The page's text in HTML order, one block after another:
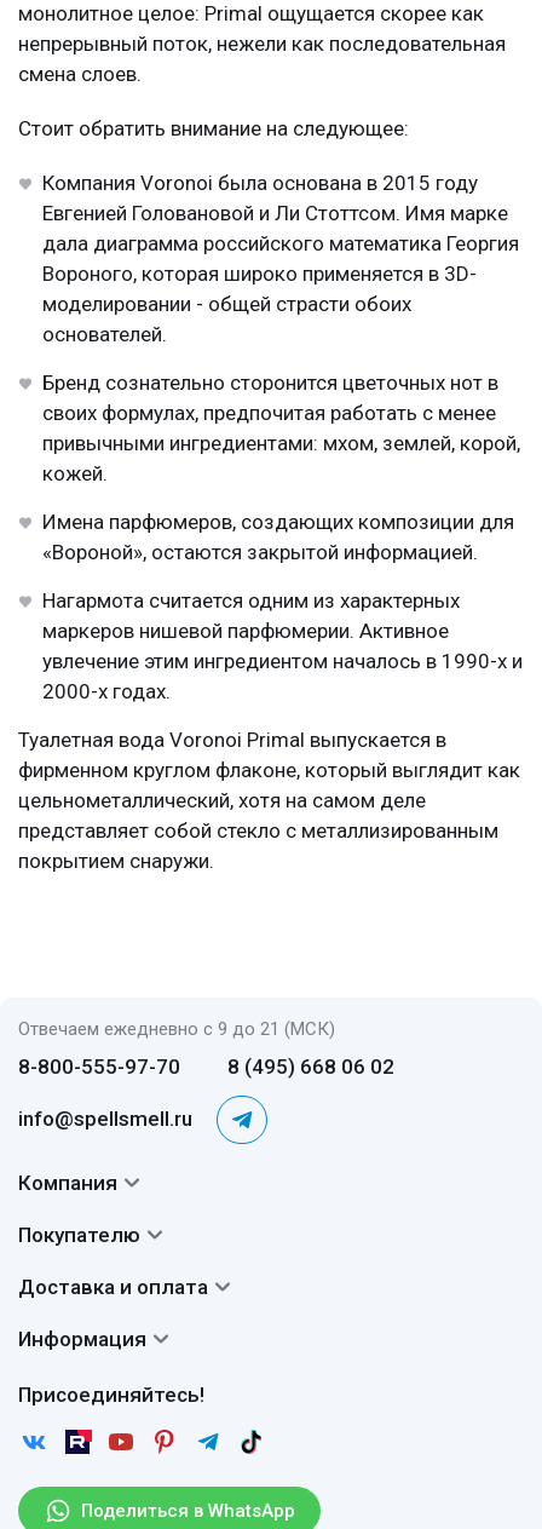
монолитное целое: Primal ощущается скорее как
непрерывный поток, нежели как последовательная
смена слоев.
Стоит обратить внимание на следующее:
Компания Voronoi была основана в 2015 году
Евгенией Головановой и Ли Стоттсом. Имя марке
дала диаграмма российского математика Георгия
Вороного, которая широко применяется в 3D-
моделировании - общей страсти обоих
основателей.
Бренд сознательно сторонится цветочных нот в
своих формулах, предпочитая работать с менее
привычными ингредиентами: мхом, землей, корой,
кожей.
Имена парфюмеров, создающих композиции для
«Вороной», остаются закрытой информацией.
Нагармота считается одним из характерных
маркеров нишевой парфюмерии. Активное
увлечение этим ингредиентом началось в 1990-х и
2000-х годах.
Туалетная вода Voronoi Primal выпускается в
фирменном круглом флаконе, который выглядит как
цельнометаллический, хотя на самом деле
представляет собой стекло с металлизированным
покрытием снаружи.
Отвечаем ежедневно с 9 до 21 (МСК)
8-800-555-97-70 8 (495) 668 06 02
info@spellsmell.ru
Поделиться в WhatsApp
Присоединяйтесь!
Компания
Авторы
Сертификаты
Покупателю
Вопросы и ответы
Отзывы
Рассылка
Доставка и оплата
Доставка
Возврат
Информация
Пользовательское соглашение
Защита персональных данных